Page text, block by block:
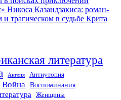
Казандзакиса: роман-
и трагическом в судьбе Крита
литература
Англия
Антиутопия
Война Воспоминания
Женщины